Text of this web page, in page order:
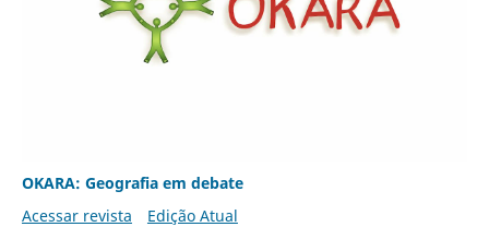
OKARA: Geografia em debate
Acessar revista
Edição Atual